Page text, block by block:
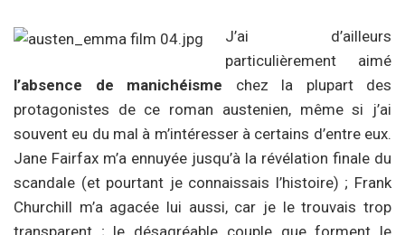
J’ai d’ailleurs
particulièrement aimé
l’absence de manichéisme chez la plupart des
protagonistes de ce roman austenien, même si j’ai
souvent eu du mal à m’intéresser à certains d’entre eux.
Jane Fairfax m’a ennuyée jusqu’à la révélation finale du
scandale (et pourtant je connaissais l’histoire) ; Frank
Churchill m’a agacée lui aussi, car je le trouvais trop
transparent ; le désagréable couple que forment le